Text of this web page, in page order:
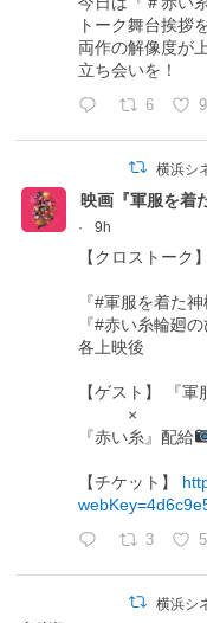
トーク舞台挨拶
両作の解像度が
立ち会いを！
6 9
横浜シ
映画『軍服を着
·
9h
【クロストーク
『#軍服を着た
『#赤い糸輪廻
各上映後
【ゲスト】 『
×
『赤い糸』配給
【チケット】
3 5
横浜シ